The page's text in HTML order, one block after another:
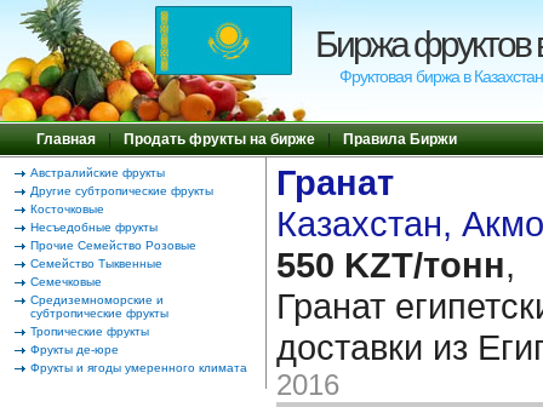
Биржа фруктов
Фруктовая биржа в
Главная | Продать фрукты на бирже | Правила Биржи
Австралийские фрукты
Другие субтропические фрукты
Косточковые
Несъедобные фрукты
Прочие Семейство Розовые
Семейство Тыквенные
Семечковые
Средиземноморские и
субтропические фрукты
Тропические фрукты
Фрукты де-юре
Фрукты и ягоды умеренного климата
Гранат
Казахстан,
550 KZT/тонн,
Гранат
доставки из
2016